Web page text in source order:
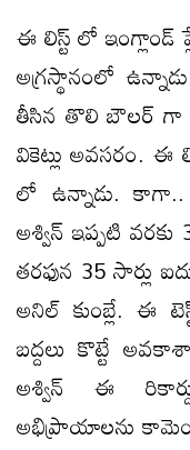
ఈ లిస్ట్ లో ఇంగ్లాండ్
అగ్రస్థానంలో
తీసిన తొలి బౌలర్ గా
వికెట్లు అవసరం. ఈ
లో ఉన్నాడు. కాగా..
అశ్విన్ ఇప్పటి వరకు
తరఫున 35 సార్లు
అనిల్ కుంబ్లే. ఈ
బద్దలు కొట్టే
అశ్విన్ ఈ
అభిప్రాయాలను